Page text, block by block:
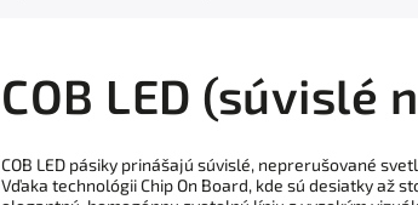
COB LED
COB LED pásiky prinášajú súvislé, neprerušované
Vďaka technológii Chip On Board, kde sú desiatky až